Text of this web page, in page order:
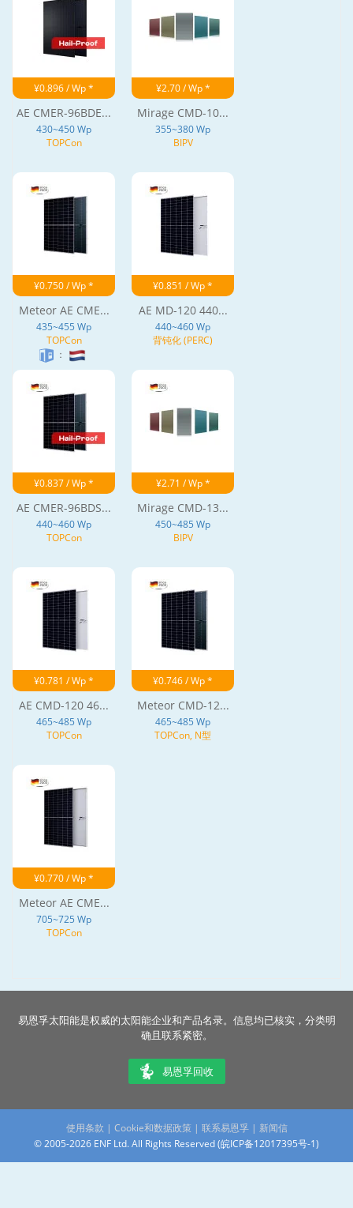
¥0.896 / Wp *
AE CMER-96BDE...
430~450 Wp
TOPCon
¥2.70 / Wp *
Mirage CMD-10...
355~380 Wp
BIPV
¥0.750 / Wp *
Meteor AE CME...
435~455 Wp
TOPCon
：
¥0.851 / Wp *
AE MD-120 440...
440~460 Wp
背钝化 (PERC)
¥0.837 / Wp *
AE CMER-96BDS...
440~460 Wp
TOPCon
¥2.71 / Wp *
Mirage CMD-13...
450~485 Wp
BIPV
¥0.781 / Wp *
AE CMD-120 46...
465~485 Wp
TOPCon
¥0.746 / Wp *
Meteor CMD-12...
465~485 Wp
TOPCon, N型
¥0.770 / Wp *
Meteor AE CME...
705~725 Wp
TOPCon
易恩孚太阳能是权威的太阳能企业和产品名录。信息均已核实，分类明
确且联系紧密。
易恩孚回收
使用条款 | Cookie和数据政策| 联系易恩孚 | 新闻信
© 2005-2026 ENF Ltd. All Rights Reserved (皖ICP备12017395号-1)